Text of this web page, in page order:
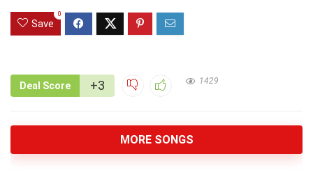
Save
0
Deal Score +3 1429
MORE SONGS